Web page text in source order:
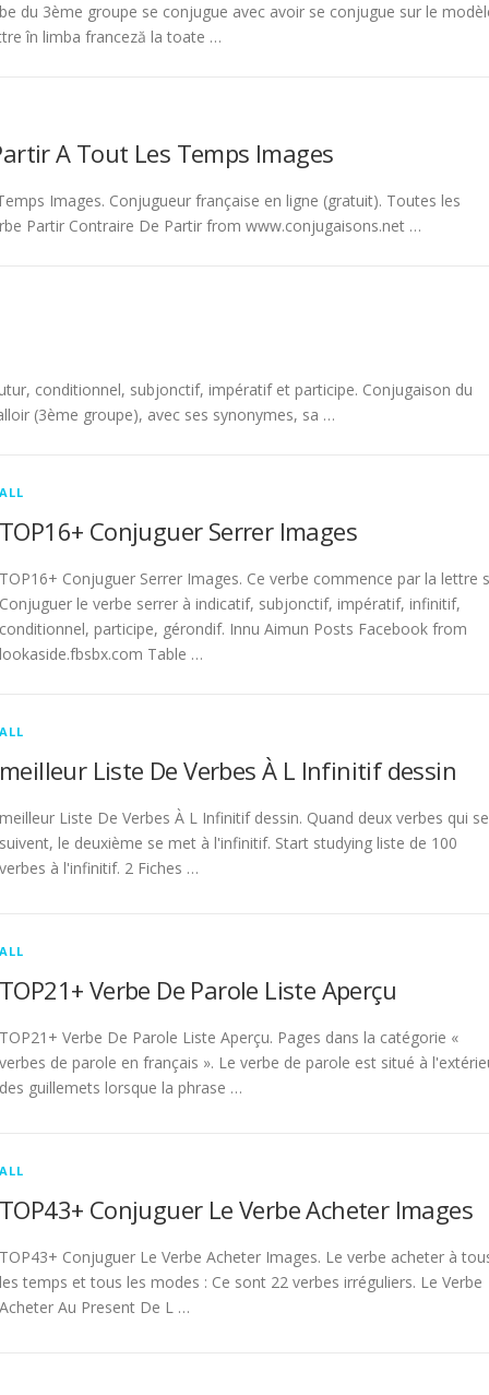
du 3ème groupe se conjugue avec avoir se conjugue sur le
în limba franceză la toate …
A Tout Les Temps Images
Images. Conjugueur française en ligne (gratuit). Toutes les
Partir Contraire De Partir from www.conjugaisons.net …
conditionnel, subjonctif, impératif et participe. Conjugaison du
(3ème groupe), avec ses synonymes, sa …
ALL
TOP16+ Conjuguer Serrer Images
TOP16+ Conjuguer Serrer Images. Ce verbe commence par la lettre
Conjuguer le verbe serrer à indicatif, subjonctif, impératif, infinitif,
conditionnel, participe, gérondif. Innu Aimun Posts Facebook from
lookaside.fbsbx.com Table …
ALL
meilleur Liste De Verbes À L Infinitif dessin
meilleur Liste De Verbes À L Infinitif dessin. Quand deux verbes qui se
suivent, le deuxième se met à l'infinitif. Start studying liste de 100
verbes à l'infinitif. 2 Fiches …
ALL
TOP21+ Verbe De Parole Liste Aperçu
TOP21+ Verbe De Parole Liste Aperçu. Pages dans la catégorie «
verbes de parole en français ». Le verbe de parole est situé à
des guillemets lorsque la phrase …
ALL
TOP43+ Conjuguer Le Verbe Acheter Images
TOP43+ Conjuguer Le Verbe Acheter Images. Le verbe acheter à
les temps et tous les modes : Ce sont 22 verbes irréguliers. Le Verbe
Acheter Au Present De L …